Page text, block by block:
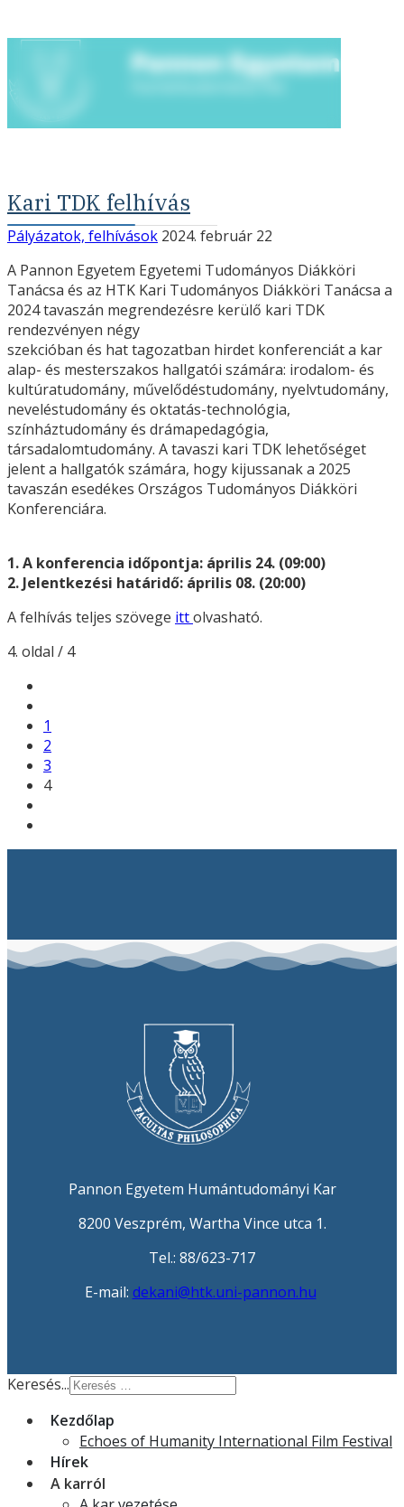
Kari TDK felhívás
Pályázatok, felhívások 2024. február 22
A Pannon Egyetem Egyetemi Tudományos Diákköri
Tanácsa és az HTK Kari Tudományos Diákköri Tanácsa a
2024 tavaszán megrendezésre kerülő kari TDK
rendezvényen négy
szekcióban és hat tagozatban hirdet konferenciát a kar
alap- és mesterszakos hallgatói számára: irodalom- és
kultúratudomány, művelődéstudomány, nyelvtudomány,
neveléstudomány és oktatás-technológia,
színháztudomány és drámapedagógia,
társadalomtudomány. A tavaszi kari TDK lehetőséget
jelent a hallgatók számára, hogy kijussanak a 2025
tavaszán esedékes Országos Tudományos Diákköri
Konferenciára.
1. A konferencia időpontja: április 24. (09:00)
2. Jelentkezési határidő: április 08. (20:00)
A felhívás teljes szövege ittolvasható.
4. oldal / 4
1
2
3
4
Pannon Egyetem Humántudományi Kar
8200 Veszprém, Wartha Vince utca 1.
Tel.: 88/623-717
E-mail: dekani@htk.uni-pannon.hu
Keresés...
Kezdőlap
Echoes of Humanity International Film Festival
Hírek
A karról